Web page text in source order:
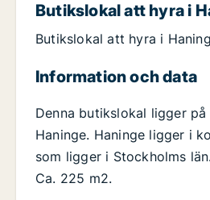
Butikslokal att hyra i
Butikslokal att hyra i
Information och data
Denna butikslokal ligger
Haninge. Haninge ligger i
som ligger i Stockholms
Ca. 225 m2.